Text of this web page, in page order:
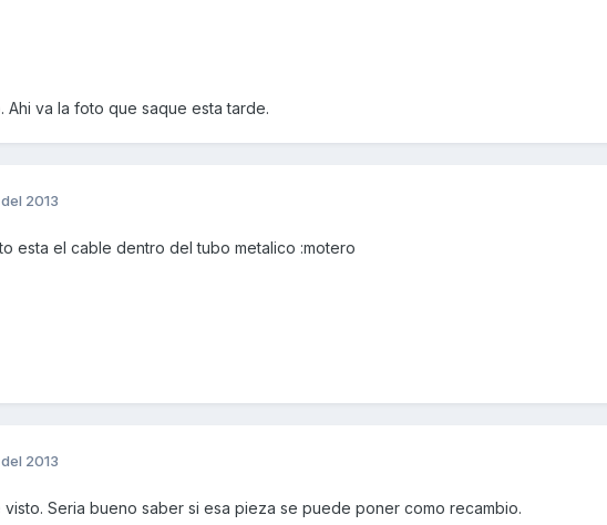
Ahi va la foto que saque esta tarde.
2013
esta el cable dentro del tubo metalico :motero
2013
Seria bueno saber si esa pieza se puede poner como recambio.